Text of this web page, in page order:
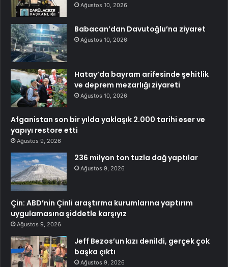
Ağustos 10, 2026
Babacan’dan Davutoğlu’na ziyaret
Ağustos 10, 2026
Hatay’da bayram arifesinde şehitlik
ve deprem mezarlığı ziyareti
Ağustos 10, 2026
Afganistan son bir yılda yaklaşık 2.000 tarihi eser ve
yapıyı restore etti
Ağustos 9, 2026
236 milyon ton tuzla dağ yaptılar
Ağustos 9, 2026
Çin: ABD’nin Çinli araştırma kurumlarına yaptırım
uygulamasına şiddetle karşıyız
Ağustos 9, 2026
Jeff Bezos’un kızı denildi, gerçek çok
başka çıktı
Ağustos 9, 2026